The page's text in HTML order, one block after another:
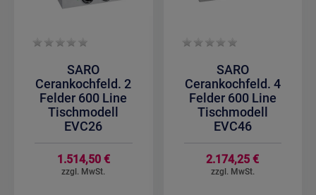
SARO
Cerankochfeld. 2
Felder 600 Line
Tischmodell
EVC26
1.514,50 €
SARO
Cerankochfeld. 4
Felder 600 Line
Tischmodell
EVC46
2.174,25 €